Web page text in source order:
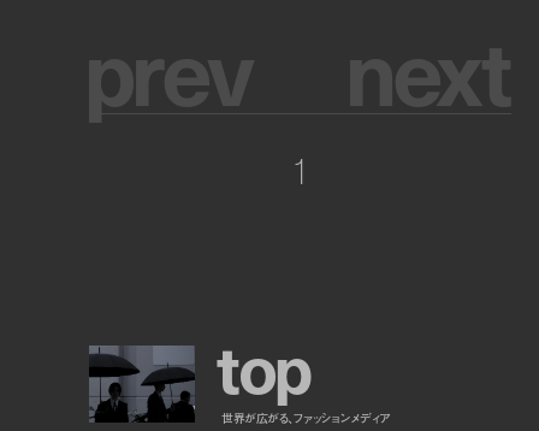
prev next
1
top
世界が広がる、ファッションメディア